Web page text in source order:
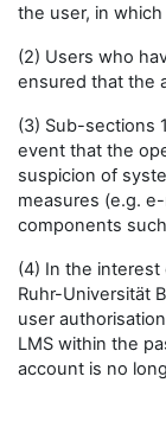
the user, in
(2) Users who
ensured that the
(3) Sub-sections
event that the
suspicion of
measures (e.g.
components
(4) In the
Ruhr-Universität
user
LMS within the
account is no